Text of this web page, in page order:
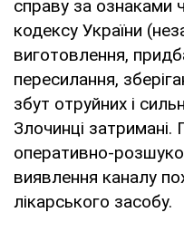
справу за ознаками
кодексу України
виготовлення,
пересилання,
збут отруйних і
Злочинці
оперативно-
виявлення каналу
лікарського засобу.